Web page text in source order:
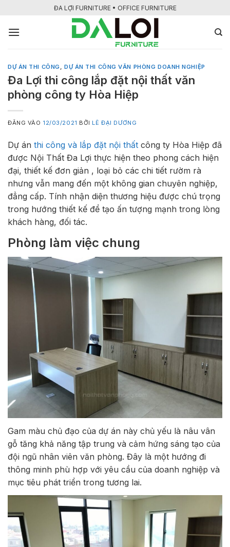
nội
ĐA LỢI FURNITURE • OFFICE FURNITURE
DỰ ÁN THI CÔNG, DỰ ÁN THI CÔNG VĂN PHÒNG DOANH NGHIỆP
Đa Lợi thi công lắp đặt nội thất văn
phòng công ty Hòa Hiệp
ĐĂNG VÀO 12/03/2021 BỞI LÊ ĐẠI DƯƠNG
Dự án thi công và lắp đặt nội thất công ty Hòa Hiệp đã
được Nội Thất Đa Lợi thực hiện theo phong cách hiện
đại, thiết kế đơn giản , loại bỏ các chi tiết rườm rà
nhưng vẫn mang đến một không gian chuyên nghiệp,
đẳng cấp. Tính nhận diện thương hiệu được chú trọng
trong hướng thiết kế để tạo ấn tượng mạnh trong lòng
khách hàng, đối tác.
Phòng làm việc chung
Gam màu chủ đạo của dự án này chủ yếu là nâu vân
gỗ tăng khả năng tập trung và cảm hứng sáng tạo của
đội ngũ nhân viên văn phòng. Đây là một hướng đi
thông minh phù hợp với yêu cầu của doanh nghiệp và
mục tiêu phát triển trong tương lai.